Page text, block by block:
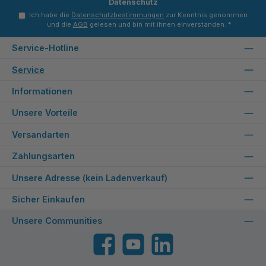
Datenschutz
Ich habe die Datenschutzbestimmungen zur Kenntnis genommen
und die AGB gelesen und bin mit ihnen einverstanden. *
Service-Hotline
Service
Informationen
Unsere Vorteile
Versandarten
Zahlungsarten
Unsere Adresse (kein Ladenverkauf)
Sicher Einkaufen
Unsere Communities
FacebookYouTube